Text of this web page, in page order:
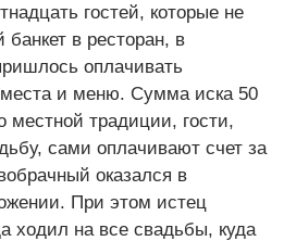
гостей, которые не
в ресторан, в
оплачивать
и меню. Сумма иска 50
местной традиции, гости,
сами оплачивают счет за
оказался в
При этом истец
ходил на все свадьбы, куда